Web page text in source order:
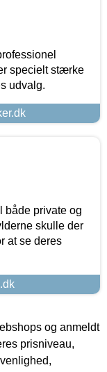
specielt stærke
udvalg.
både private og
skulle der
at se deres
og anmeldt
prisniveau,